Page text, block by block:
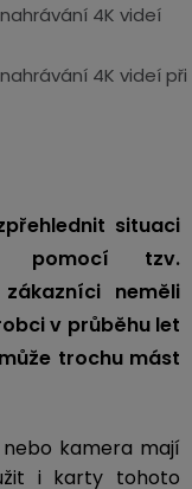
nahrávání 4K videí
nahrávání 4K videí
situaci
pomocí tzv.
neměli
v průběhu let
trochu mást
kamera mají
i karty tohoto